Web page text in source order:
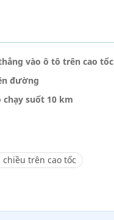
vào ô tô trên cao tốc
đường
chạy suốt 10 km
trên cao tốc